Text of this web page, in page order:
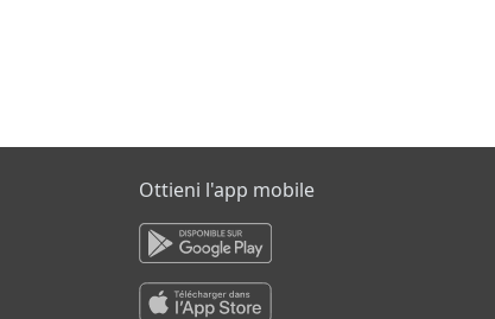
Ottieni l'app mobile